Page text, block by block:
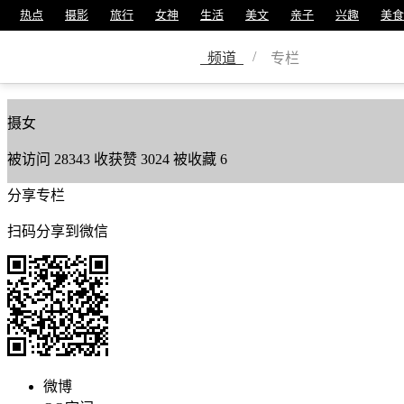
热点 摄影 旅行 女神 生活 美文 亲子 兴趣 美食
频道 / 专栏
美篇号785034
摄女
被访问 28343 收获赞 3024 被收藏 6
分享专栏
扫码分享到微信
微博